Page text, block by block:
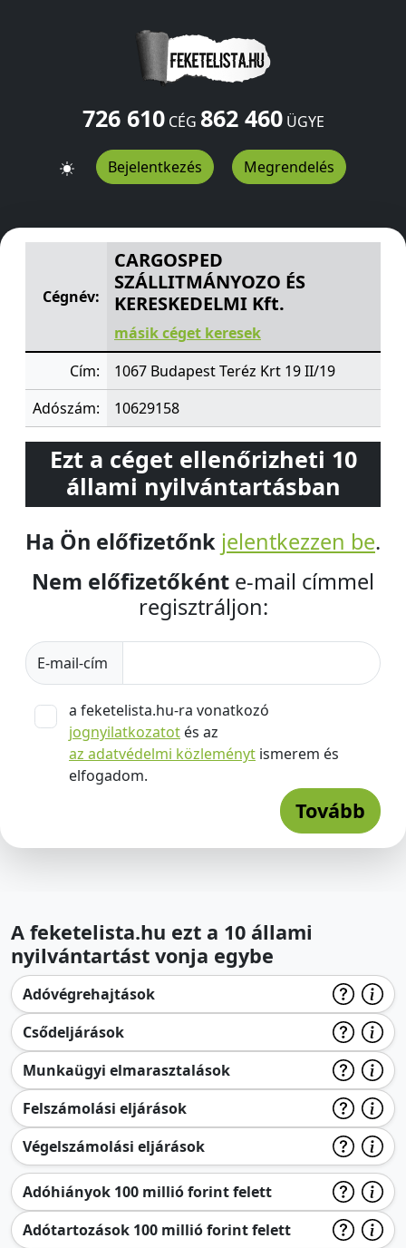
726 610CÉG 862 460ÜGYE
Bejelentkezés Megrendelés
CARGOSPED SZÁLLITMÁNYOZO ÉS KERESKEDELMI Kft.
Cégnév:
CARGOSPED
SZÁLLITMÁNYOZO ÉS
KERESKEDELMI Kft.
másik céget keresek
Cím:
1067 Budapest Teréz Krt 19 II/19
Adószám:
10629158
Ezt a céget ellenőrizheti 10
állami nyilvántartásban
Ha Ön előfizetőnk jelentkezzen be.
Nem előfizetőként e-mail címmel
regisztráljon:
E-mail-cím
a feketelista.hu-ra vonatkozó
jognyilatkozatot és az
az adatvédelmi közleményt ismerem és
elfogadom.
Tovább
A feketelista.hu ezt a 10 állami
nyilvántartást vonja egybe
Adóvégrehajtások
Csődeljárások
Munkaügyi elmarasztalások
Felszámolási eljárások
Végelszámolási eljárások
Adóhiányok 100 millió forint felett
Adótartozások 100 millió forint felett